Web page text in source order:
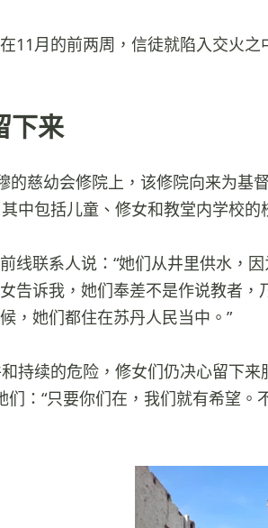
11月的前两周，信徒就陷入交火之
下来
的慈幼会修院上，该修院向来为基
中包括儿童、修女和教堂内学校的
线联系人说：“她们从井里供水，
告诉我，她们奉差不是作说教者，
，她们都住在苏丹人民当中。”
持续的危险，修女们仍决心留下来
们：“只要你们在，我们就有希望。